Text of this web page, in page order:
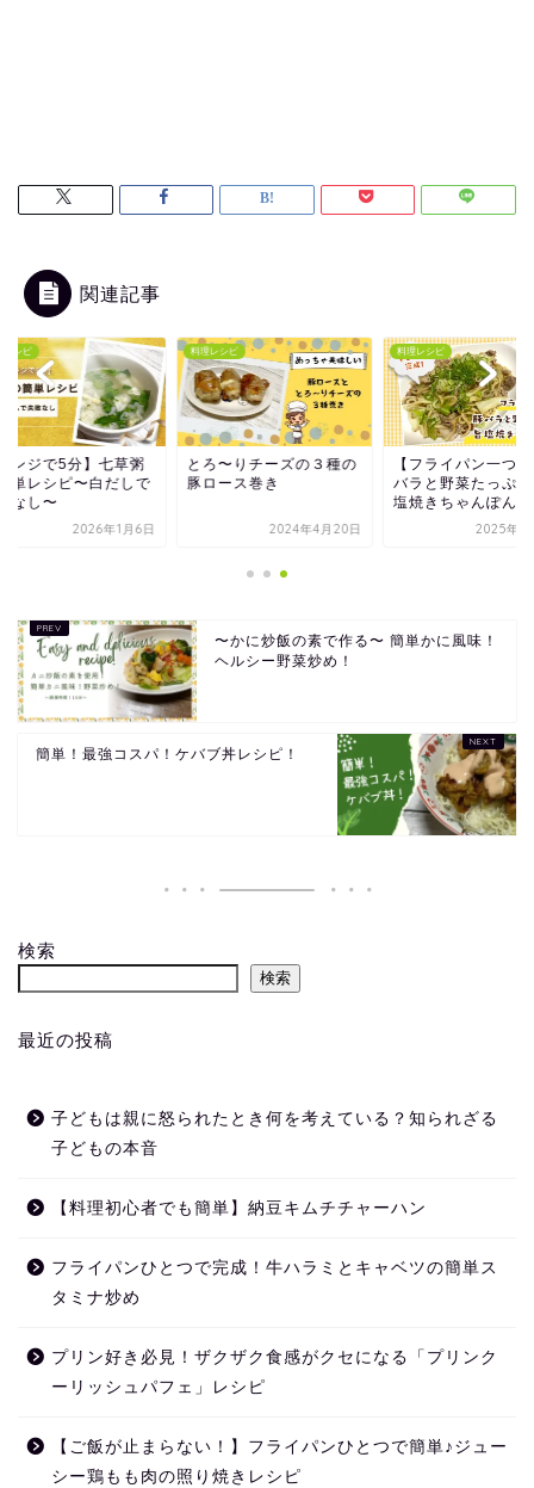
関連記事
シピ
ンジで5分】七草粥
単レシピ〜白だしで
なし〜
2026年1月6日
料理レシピ
とろ〜りチーズの３種の
豚ロース巻き
2024年4月20日
料理レシピ
【フライパン一つ！
バラと野菜たっぷり
塩焼きちゃんぽん！
2025年5
〜かに炒飯の素で作る〜 簡単かに風味！
ヘルシー野菜炒め！
簡単！最強コスパ！ケバブ丼レシピ！
検索
検索
最近の投稿
子どもは親に怒られたとき何を考えている？知られざる
子どもの本音
【料理初心者でも簡単】納豆キムチチャーハン
フライパンひとつで完成！牛ハラミとキャベツの簡単ス
タミナ炒め
プリン好き必見！ザクザク食感がクセになる「プリンク
ーリッシュパフェ」レシピ
【ご飯が止まらない！】フライパンひとつで簡単♪ジュー
シー鶏もも肉の照り焼きレシピ